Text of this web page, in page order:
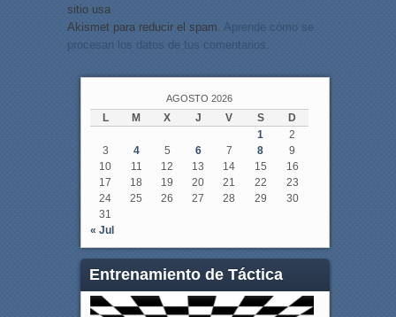
sitio usa
Akismet para reducir el spam. Aprende cómo se
procesan los datos de tus comentarios.
AGOSTO 2026
L M X J V S
D
1
2
3
4 5 6 7 8
9
10
11 12 13 14 15
16
17
18 19 20 21 22
23
24
25 26 27 28 29
30
31
« Jul
Entrenamiento de Táctica